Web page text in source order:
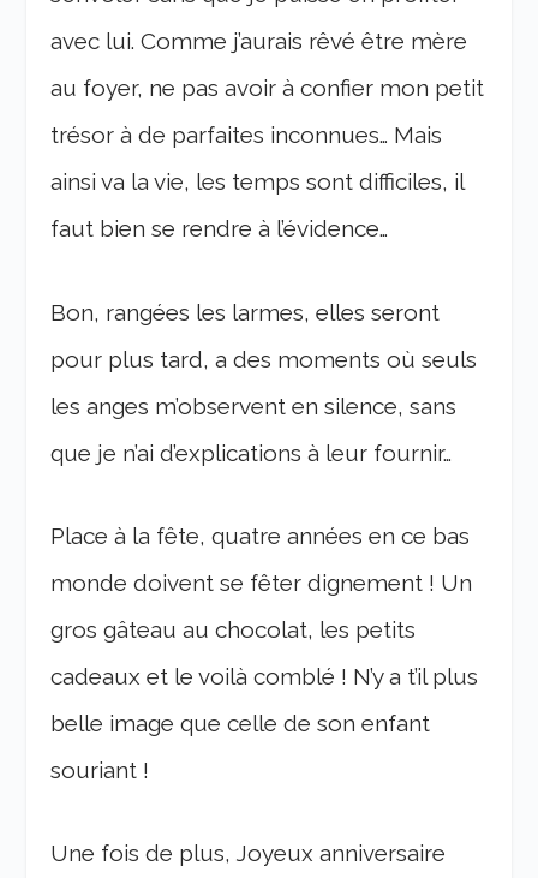
avec lui. Comme j’aurais rêvé être mère
au foyer, ne pas avoir à confier mon petit
trésor à de parfaites inconnues… Mais
ainsi va la vie, les temps sont difficiles, il
faut bien se rendre à l’évidence…
Bon, rangées les larmes, elles seront
pour plus tard, a des moments où seuls
les anges m’observent en silence, sans
que je n’ai d’explications à leur fournir…
Place à la fête, quatre années en ce bas
monde doivent se fêter dignement ! Un
gros gâteau au chocolat, les petits
cadeaux et le voilà comblé ! N’y a t’il plus
belle image que celle de son enfant
souriant !
Une fois de plus, Joyeux anniversaire